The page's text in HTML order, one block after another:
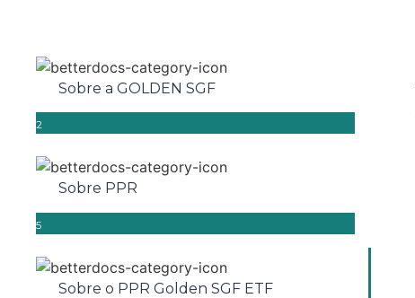
Sobre a GOLDEN SGF
2
Sobre PPR
5
Sobre o PPR Golden SGF ETF